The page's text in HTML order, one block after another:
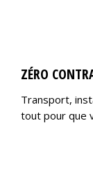
ZÉRO
Transport,
tout pour que